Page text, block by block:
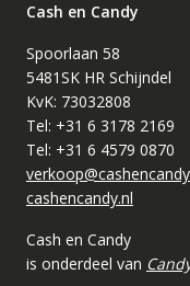
Cash en Candy
Spoorlaan 58
5481SK HR Schijndel
KvK: 73032808
Tel: +31 6 3178 2169
Tel: +31 6 4579 0870
cashencandy.nl
Cash en Candy
is onderdeel van